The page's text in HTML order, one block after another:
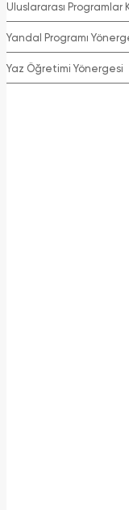
Uluslararası
Yandal Programı
Yaz Öğretimi Yönergesi